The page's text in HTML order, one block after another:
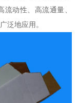
动性、高流通量、
泛地应用。